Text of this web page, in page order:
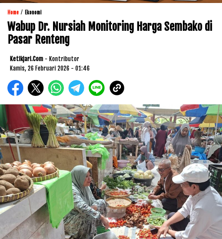
Home / Ekonomi
Wabup Dr. Nursiah Monitoring Harga Sembako di
Pasar Renteng
Ketikjari.com - Kontributor
Kamis, 26 Februari 2026 - 01:46